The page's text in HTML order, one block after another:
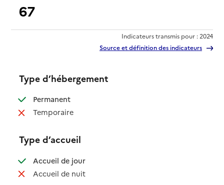
67
Indicateurs transmis pour : 2024
Source et définition des indicateurs
Type d’hébergement
Permanent: disponible
Temporaire: non disponible
Type d’accueil
Accueil de jour: disponible
Accueil de nuit: non disponible